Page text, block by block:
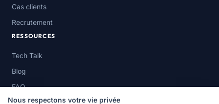
Nous respectons votre vie privée
Cas clients
Recrutement
RESSOURCES
Tech Talk
Blog
FAQ